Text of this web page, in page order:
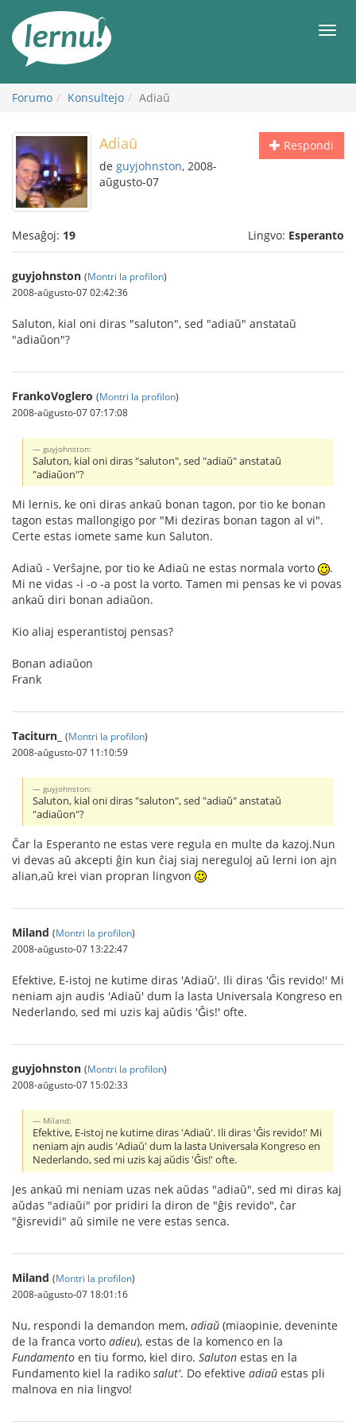
enhavo
Forumo Konsultejo Adiaŭ
Respondi
Adiaŭ
de guyjohnston, 2008-
aŭgusto-07
Mesaĝoj: 19 Lingvo: Esperanto
guyjohnston (Montri la profilon)
2008-aŭgusto-07 02:42:36
Saluton, kial oni diras "saluton", sed "adiaŭ" anstataŭ
"adiaŭon"?
FrankoVoglero (Montri la profilon)
2008-aŭgusto-07 07:17:08
guyjohnston:
Saluton, kial oni diras "saluton", sed "adiaŭ" anstataŭ
"adiaŭon"?
Mi lernis, ke oni diras ankaŭ bonan tagon, por tio ke bonan
tagon estas mallongigo por "Mi deziras bonan tagon al vi".
Certe estas iomete same kun Saluton.
Adiaŭ - Verŝajne, por tio ke Adiaŭ ne estas normala vorto
.
Mi ne vidas -i -o -a post la vorto. Tamen mi pensas ke vi povas
ankaŭ diri bonan adiaŭon.
Kio aliaj esperantistoj pensas?
Bonan adiaŭon
Frank
Taciturn_ (Montri la profilon)
2008-aŭgusto-07 11:10:59
guyjohnston:
Saluton, kial oni diras "saluton", sed "adiaŭ" anstataŭ
"adiaŭon"?
Ĉar la Esperanto ne estas vere regula en multe da kazoj.Nun
vi devas aŭ akcepti ĝin kun ĉiaj siaj nereguloj aŭ lerni ion ajn
alian,aŭ krei vian propran lingvon
Miland (Montri la profilon)
2008-aŭgusto-07 13:22:47
Efektive, E-istoj ne kutime diras 'Adiaŭ'. Ili diras 'Ĝis revido!' Mi
neniam ajn audis 'Adiaŭ' dum la lasta Universala Kongreso en
Nederlando, sed mi uzis kaj aŭdis 'Ĝis!' ofte.
guyjohnston (Montri la profilon)
2008-aŭgusto-07 15:02:33
Miland:
Efektive, E-istoj ne kutime diras 'Adiaŭ'. Ili diras 'Ĝis revido!' Mi
neniam ajn audis 'Adiaŭ' dum la lasta Universala Kongreso en
Nederlando, sed mi uzis kaj aŭdis 'Ĝis!' ofte.
Jes ankaŭ mi neniam uzas nek aŭdas "adiaŭ", sed mi diras kaj
aŭdas "adiaŭi" por pridiri la diron de "ĝis revido", ĉar
"ĝisrevidi" aŭ simile ne vere estas senca.
Miland (Montri la profilon)
2008-aŭgusto-07 18:01:16
Nu, respondi la demandon mem, adiaŭ (miaopinie, deveninte
de la franca vorto adieu), estas de la komenco en la
Fundamento en tiu formo, kiel diro. Saluton estas en la
Fundamento kiel la radiko salut'. Do efektive adiaŭ estas pli
malnova en nia lingvo!